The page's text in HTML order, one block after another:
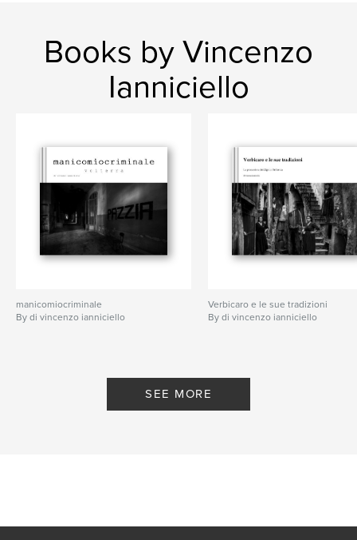
Books by Vincenzo
Ianniciello
manicomiocriminale
By di vincenzo ianniciello
Verbicaro e le sue tradizioni
By di vincenzo ianniciello
SEE MORE